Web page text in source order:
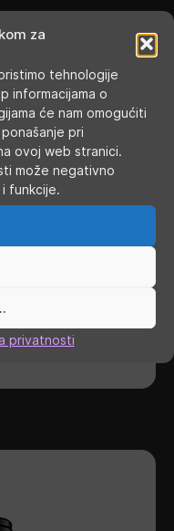
za
tehnologije
informacijama o
će nam omogućiti
pri
ovoj web stranici.
može negativno
funkcije.
privatnosti